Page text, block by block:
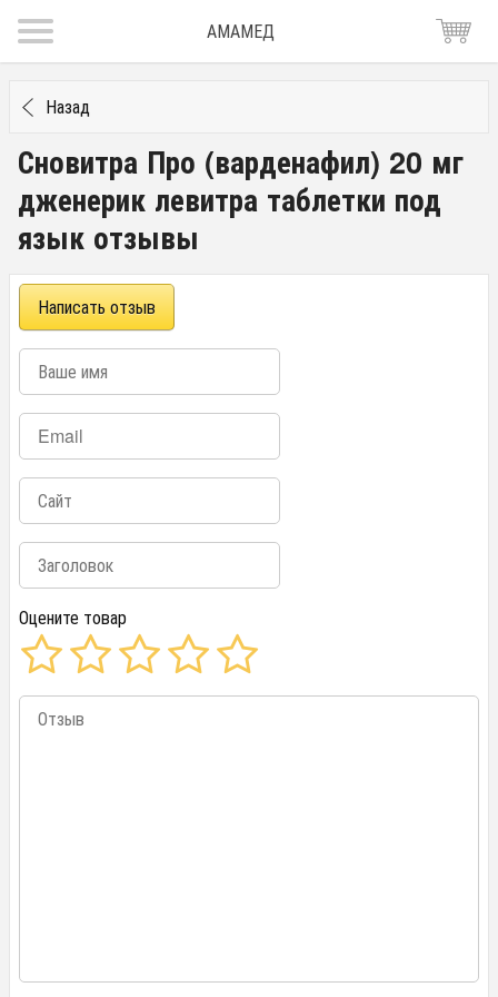
АМАМЕД
Назад
Сновитра Про (варденафил) 20 мг
дженерик левитра таблетки под
язык отзывы
Написать отзыв
Оцените товар